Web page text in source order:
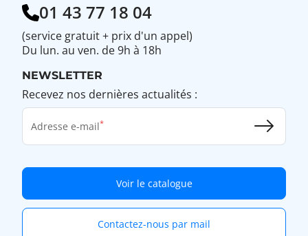
01 43 77 18 04
(service gratuit + prix d'un appel)
Du lun. au ven. de 9h à 18h
NEWSLETTER
Recevez nos dernières actualités :
Adresse e-mail
Voir le catalogue
Contactez-nous par mail